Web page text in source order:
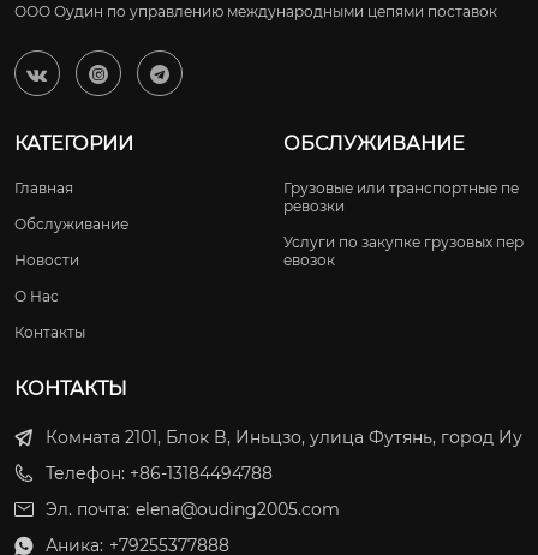
ООО Оудин по управлению международными цепями поставок
  
КАТЕГОРИИ
Главная
Обслуживание
Новости
О Нас
Контакты
ОБСЛУЖИВАНИЕ
Грузовые или транспортные пе
ревозки
Услуги по закупке грузовых пер
евозок
КОНТАКТЫ
Комната 2101, Блок B, Иньцзо, улица Футянь, город Иу
Телефон: +86-13184494788
Эл. почта: elena@ouding2005.com
 Аника: +79255377888